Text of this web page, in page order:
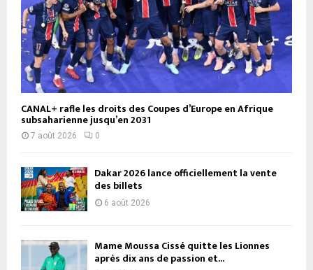
CANAL+ rafle les droits des Coupes d’Europe en Afrique
subsaharienne jusqu’en 2031
7 août 2026 0
Dakar 2026 lance officiellement la vente
des billets
6 août 2026
Mame Moussa Cissé quitte les Lionnes
après dix ans de passion et...